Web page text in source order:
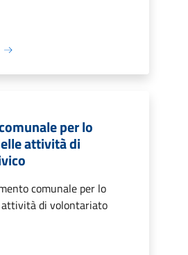
per lo
attività di
comunale per lo
di volontariato